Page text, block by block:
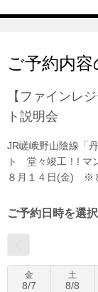
ご予約内容
【ファインレ
ト説明会
JR嵯峨野山陰線「
ト 堂々竣工！! マ
８月１４日(金) ※
ご予約日時を選
金
8/7
土
8/8